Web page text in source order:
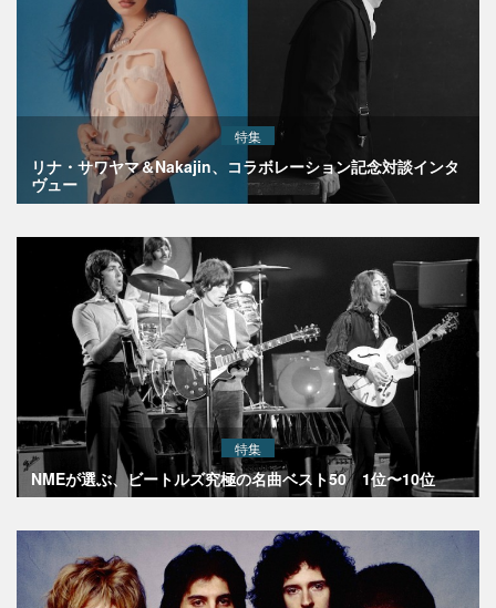
特集
リナ・サワヤマ＆Nakajin、コラボレーション記念対談インタ
ヴュー
特集
NMEが選ぶ、ビートルズ究極の名曲ベスト50 1位〜10位